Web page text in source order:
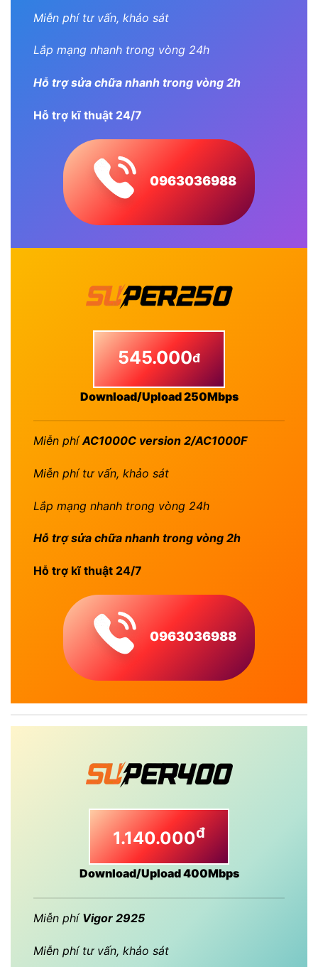
Miễn phí tư vấn, khảo sát
Lắp mạng nhanh trong vòng 24h
Hỗ trợ sửa chữa nhanh trong vòng 2h
Hỗ trợ kĩ thuật 24/7
0963036988
545.000đ
Download/Upload 250Mbps
Miễn phíAC1000C version 2/AC1000F
Miễn phí tư vấn, khảo sát
Lắp mạng nhanh trong vòng 24h
Hỗ trợ sửa chữa nhanh trong vòng 2h
Hỗ trợ kĩ thuật 24/7
0963036988
1.140.000đ
Download/Upload 400Mbps
Miễn phí Vigor 2925
Miễn phí tư vấn, khảo sát